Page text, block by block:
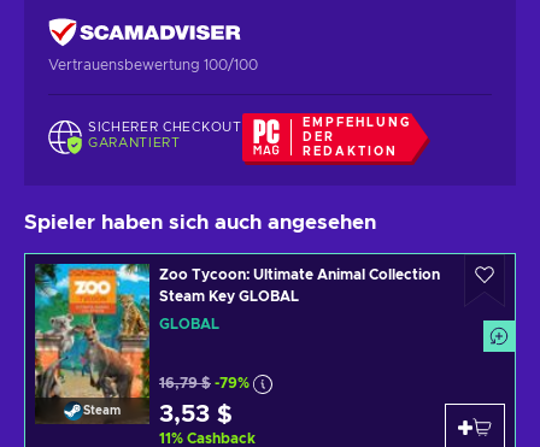
Vertrauensbewertung 100/100
SICHERER CHECKOUT
GARANTIERT
EMPFEHLUNG
DER
REDAKTION
Spieler haben sich auch angesehen
Steam
Zoo Tycoon: Ultimate Animal Collection
Steam Key GLOBAL
GLOBAL
16,79 $ -79%
3,53 $
11% Cashback